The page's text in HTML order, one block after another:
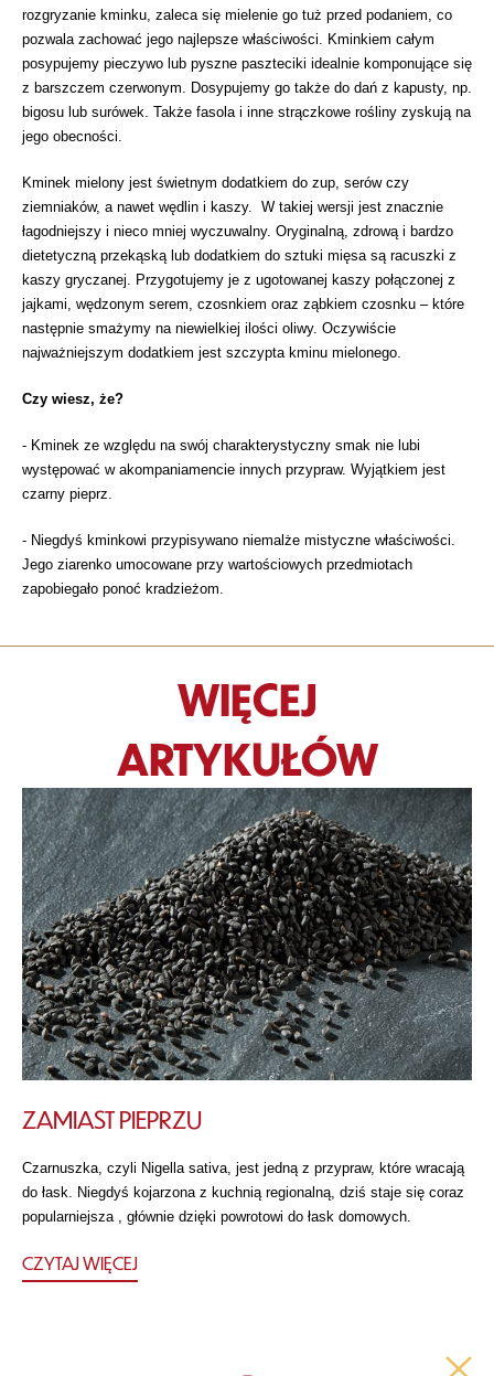
rozgryzanie kminku, zaleca się mielenie go tuż przed podaniem, co
pozwala zachować jego najlepsze właściwości. Kminkiem całym
posypujemy pieczywo lub pyszne paszteciki idealnie komponujące się
z barszczem czerwonym. Dosypujemy go także do dań z kapusty, np.
bigosu lub surówek. Także fasola i inne strączkowe rośliny zyskują na
jego obecności.
Kminek mielony jest świetnym dodatkiem do zup, serów czy
ziemniaków, a nawet wędlin i kaszy. W takiej wersji jest znacznie
łagodniejszy i nieco mniej wyczuwalny. Oryginalną, zdrową i bardzo
dietetyczną przekąską lub dodatkiem do sztuki mięsa są racuszki z
kaszy gryczanej. Przygotujemy je z ugotowanej kaszy połączonej z
jajkami, wędzonym serem, czosnkiem oraz ząbkiem czosnku – które
następnie smażymy na niewielkiej ilości oliwy. Oczywiście
najważniejszym dodatkiem jest szczypta kminu mielonego.
Czy wiesz, że?
- Kminek ze względu na swój charakterystyczny smak nie lubi
występować w akompaniamencie innych przypraw. Wyjątkiem jest
czarny pieprz.
- Niegdyś kminkowi przypisywano niemalże mistyczne właściwości.
Jego ziarenko umocowane przy wartościowych przedmiotach
zapobiegało ponoć kradzieżom.
WIĘCEJ
ARTYKUŁÓW
ZAMIAST PIEPRZU
Czarnuszka, czyli Nigella sativa, jest jedną z przypraw, które wracają
do łask. Niegdyś kojarzona z kuchnią regionalną, dziś staje się coraz
popularniejsza , głównie dzięki powrotowi do łask domowych.
CZYTAJ WIĘCEJ